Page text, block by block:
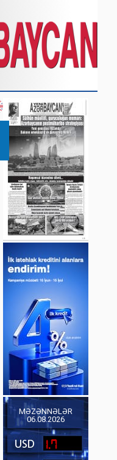
MƏZƏNNƏLƏR
06.08.2026
1.7